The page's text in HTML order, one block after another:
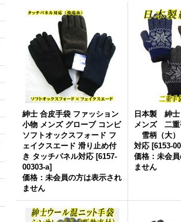
紳士 合皮手袋 ファッション
小物 メンズ グローブ コンビ
ソフトオックスフォード フ
ェイクスエード 滑り止め付
き タッチパネル対応 [6157-
00303-a]
価格：未会員の方は表示され
ません
日本製 紳
メンズ 二
雪柄（大
対応 [6153-
価格：未会
ません